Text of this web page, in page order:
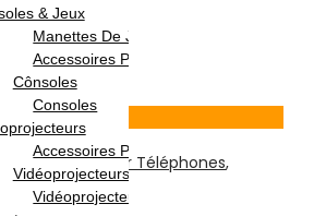
,Divers Pour Téléphones,
& Jeux
Manettes De Jeux
Accessoires Pour
Cônsoles
Consoles
Accessoires Pour
Vidéoprojecteurs
Vidéoprojecteur